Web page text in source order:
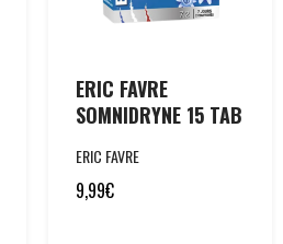
ERIC FAVRE
SOMNIDRYNE 15 TAB
ERIC FAVRE
9,99€